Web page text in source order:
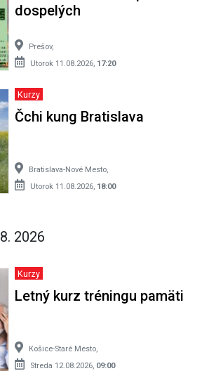
dospelých
Prešov,
Utorok 11.08.2026, 17:20
Kurzy
Čchi kung Bratislava
Bratislava-Nové Mesto,
Utorok 11.08.2026, 18:00
2026
Kurzy
Letný kurz tréningu pamäti
Košice-Staré Mesto,
Streda 12.08.2026, 09:00